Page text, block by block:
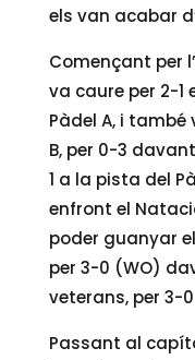
els van acabar
Començant per
va caure per 2-1
Pàdel A, i
B, per 0-3
1 a la pista del
enfront el
poder guanyar
per 3-0 (WO)
veterans, per 3-
Passant al